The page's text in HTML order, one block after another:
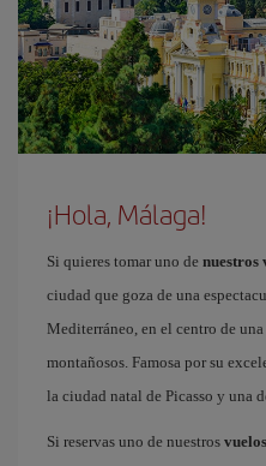
¡Hola, Málaga!
Si quieres tomar uno de nuestros
ciudad que goza de una
Mediterráneo, en el centro de
montañosos. Famosa por su
la ciudad natal de Picasso y una
Si reservas uno de nuestros